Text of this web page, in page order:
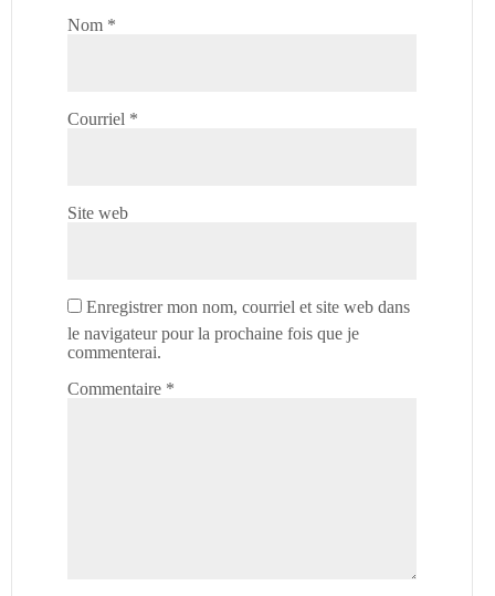
Nom *
Courriel *
Site web
Enregistrer mon nom, courriel et site web dans
le navigateur pour la prochaine fois que je
commenterai.
Commentaire *